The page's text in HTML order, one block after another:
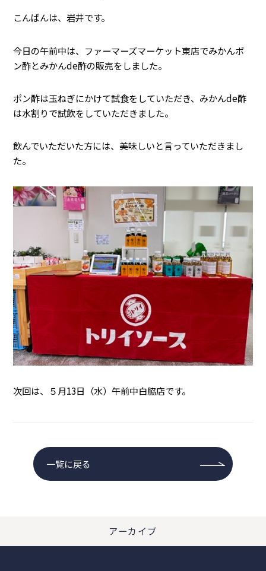
こんばんは、岩井です。
今日の午前中は、ファーマーズマーケット東店でみかんポ
ン酢とみかんde酢の販売をしました。
ポン酢は玉ねぎにかけて試食をしていただき、みかんde酢
は水割りで試飲をしていただきました。
飲んでいただいた方には、美味しいと言っていただきまし
た。
次回は、５月13日（水）午前中白脇店です。
一覧に戻る
アーカイブ